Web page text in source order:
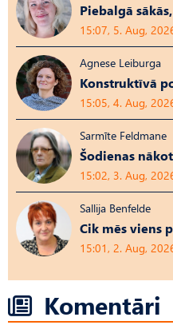
Piebalgā
15:07, 5. Aug,
Agnese Leiburga
Konstruktīvā
15:05, 4. Aug,
Sarmīte Feldmane
Šodienas
15:02, 3. Aug,
Sallija Benfelde
Cik mēs viens
15:01, 2. Aug,
Komentāri